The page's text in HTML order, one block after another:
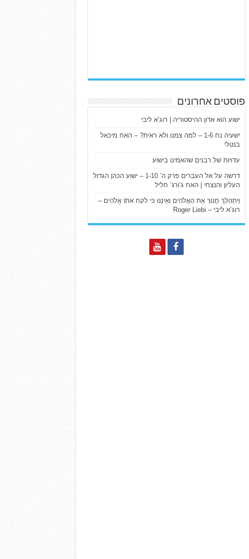
פוסטים אחרונים
ישוע הוא אדון ההיסטוריה | רוג’א ליבי
ישעיה נח 1-6 – למה צמנו ולא ראית? – האח מיכאל
בנטלי
עדויות של רבנים שהאמינו בישוע
דרשה על אל העברים פרק ה’ 1-10 – ישוע הכהן הגדול
העליון והנצחי | האח ג’ורג’ חליל
וַיִּתְהַלֵּךְ חֲנוֹךְ אֶת הָאֱלֹהִים וְאֵינֶנּוּ כִּי לקח אֹתוֹ אֱלֹהִים –
רוג’א ליבי – Roger Liebi